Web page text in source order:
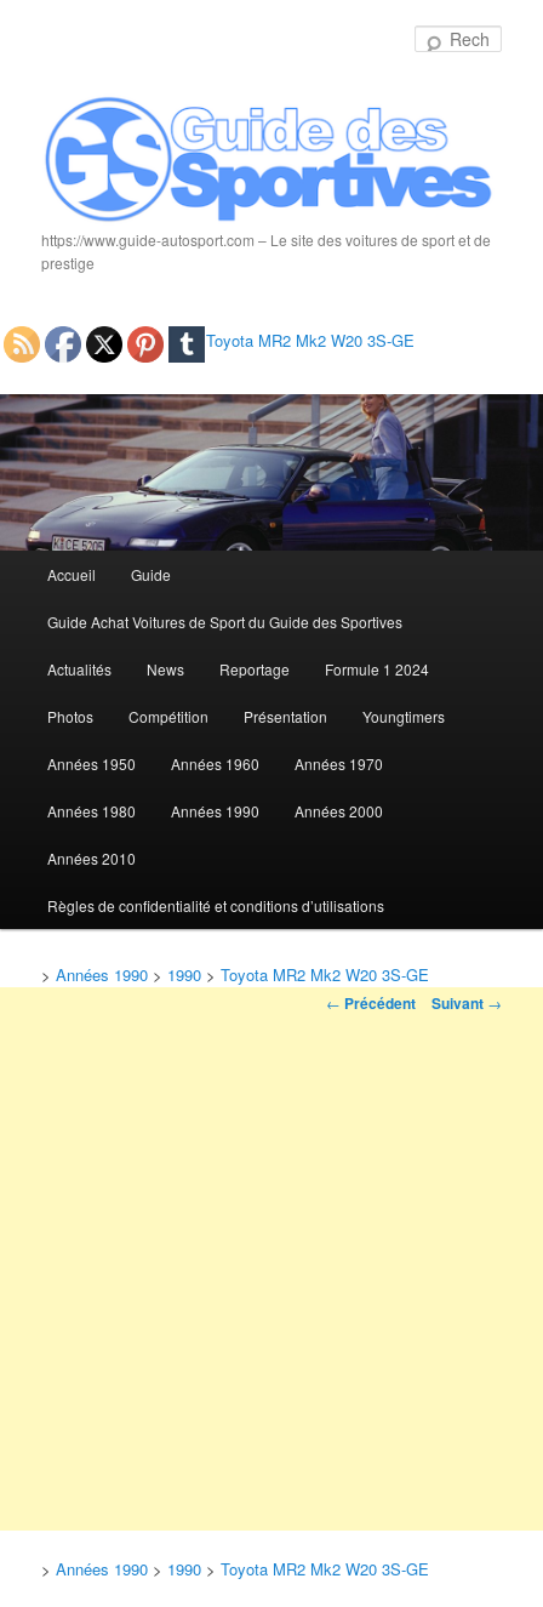
https://www.guide-autosport.com – Le site des voitures de sport et de
prestige
Toyota MR2 Mk2 W20 3S-GE
principal
Aller
au
contenu
Accueil Guide
Guide Achat Voitures de Sport du Guide des Sportives
Actualités News Reportage Formule 1 2024
Photos Compétition Présentation Youngtimers
Années 1950 Années 1960 Années 1970
Années 1980 Années 1990 Années 2000
Années 2010
Règles de confidentialité et conditions d’utilisations
>Années 1990 > 1990 >Toyota MR2 Mk2 W20 3S-GE
Navigation
← Précédent Suivant →
>Années 1990 > 1990 >Toyota MR2 Mk2 W20 3S-GE